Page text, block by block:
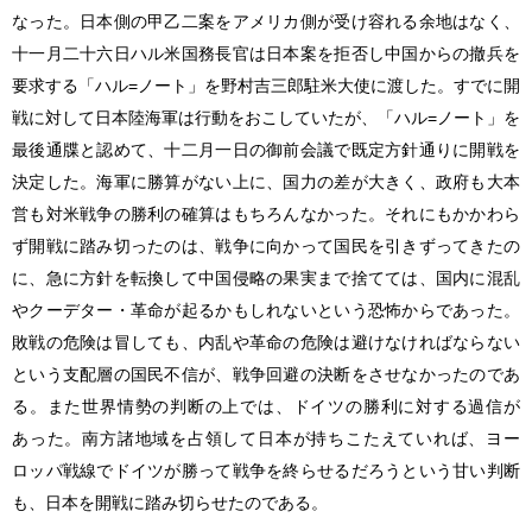
なった。日本側の甲乙二案をアメリカ側が受け容れる余地はなく、
十一月二十六日ハル米国務長官は日本案を拒否し中国からの撤兵を
要求する「ハル=ノート」を野村吉三郎駐米大使に渡した。すでに開
戦に対して日本陸海軍は行動をおこしていたが、「ハル=ノート」を
最後通牒と認めて、十二月一日の御前会議で既定方針通りに開戦を
決定した。海軍に勝算がない上に、国力の差が大きく、政府も大本
営も対米戦争の勝利の確算はもちろんなかった。それにもかかわら
ず開戦に踏み切ったのは、戦争に向かって国民を引きずってきたの
に、急に方針を転換して中国侵略の果実まで捨てては、国内に混乱
やクーデター・革命が起るかもしれないという恐怖からであった。
敗戦の危険は冒しても、内乱や革命の危険は避けなければならない
という支配層の国民不信が、戦争回避の決断をさせなかったのであ
る。また世界情勢の判断の上では、ドイツの勝利に対する過信が
あった。南方諸地域を占領して日本が持ちこたえていれば、ヨー
ロッパ戦線でドイツが勝って戦争を終らせるだろうという甘い判断
も、日本を開戦に踏み切らせたのである。